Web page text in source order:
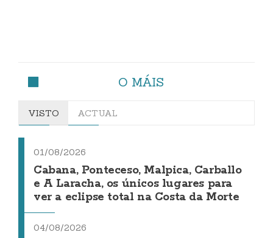
O MÁIS
VISTO ACTUAL
01/08/2026
Cabana, Ponteceso, Malpica, Carballo
e A Laracha, os únicos lugares para
ver a eclipse total na Costa da Morte
04/08/2026